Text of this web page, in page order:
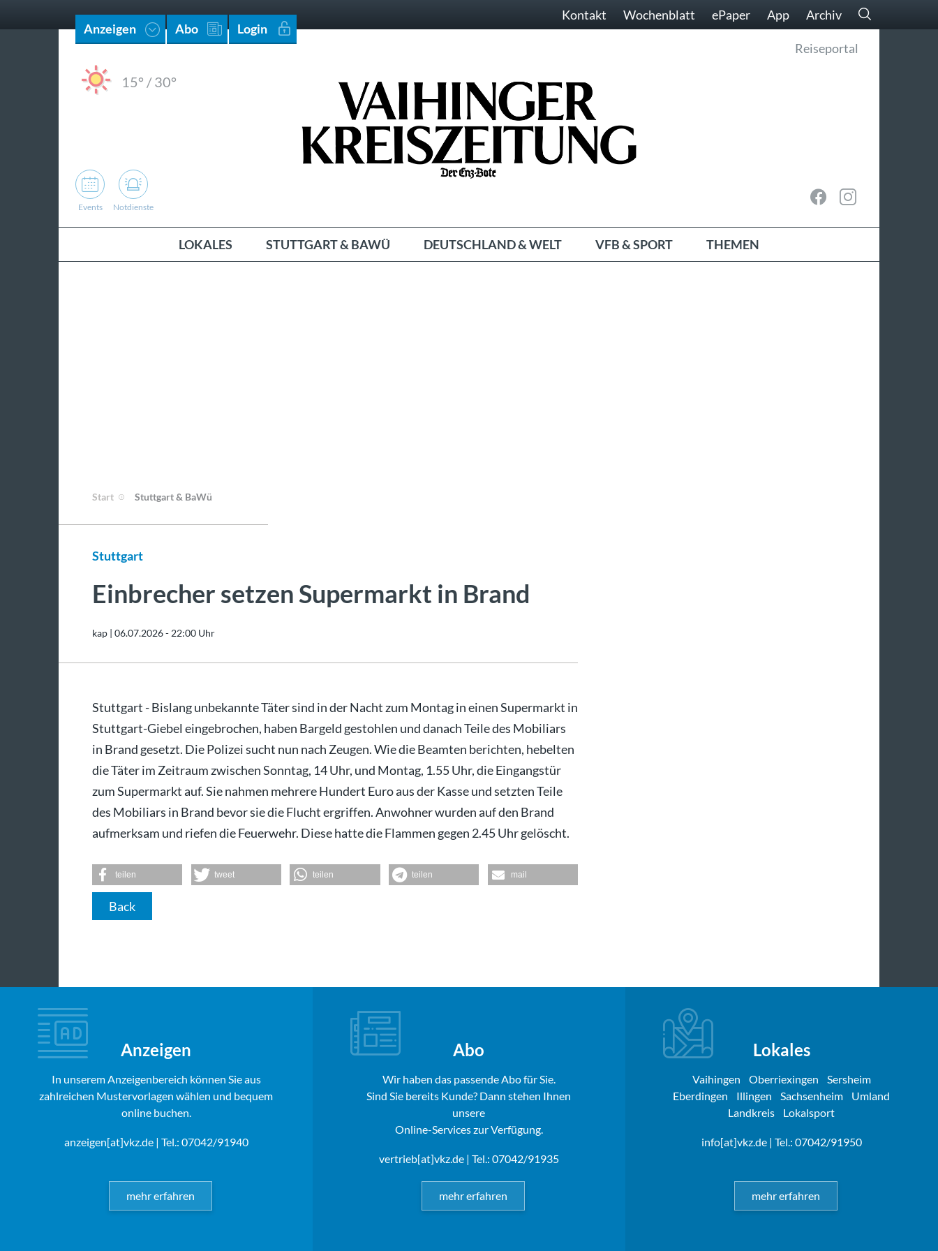
Anzeigen Abo Login
Kontakt Wochenblatt ePaper App Archiv
15° /30°
Reiseportal
Events Notdienste
LOKALES STUTTGART & BAWÜ DEUTSCHLAND & WELT VFB & SPORT THEMEN
Start Stuttgart & BaWü
Stuttgart
Einbrecher setzen Supermarkt in Brand
kap | 06.07.2026 - 22:00 Uhr
Stuttgart - Bislang unbekannte Täter sind in der Nacht zum Montag in einen Supermarkt in
Stuttgart-Giebel eingebrochen, haben Bargeld gestohlen und danach Teile des Mobiliars
in Brand gesetzt. Die Polizei sucht nun nach Zeugen. Wie die Beamten berichten, hebelten
die Täter im Zeitraum zwischen Sonntag, 14 Uhr, und Montag, 1.55 Uhr, die Eingangstür
zum Supermarkt auf. Sie nahmen mehrere Hundert Euro aus der Kasse und setzten Teile
des Mobiliars in Brand bevor sie die Flucht ergriffen. Anwohner wurden auf den Brand
aufmerksam und riefen die Feuerwehr. Diese hatte die Flammen gegen 2.45 Uhr gelöscht.
teilen tweet teilen teilen mail
Back
Anzeigen
In unserem Anzeigenbereich können Sie aus
zahlreichen Mustervorlagen wählen und bequem
online buchen.
anzeigen[at]vkz.de| Tel.: 07042/91940
mehr erfahren
Abo
Wir haben das passende Abo für Sie.
Sind Sie bereits Kunde? Dann stehen Ihnen
unsere
Online-Services zur Verfügung.
vertrieb[at]vkz.de| Tel.: 07042/91935
mehr erfahren
Lokales
Vaihingen Oberriexingen
Sersheim
Eberdingen
Illingen Sachsenheim
Umland
Landkreis
Lokalsport
info[at]vkz.de| Tel.: 07042/91950
mehr erfahren